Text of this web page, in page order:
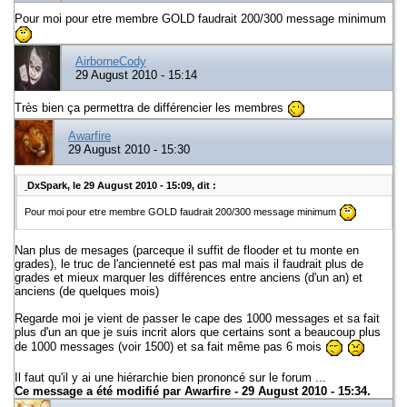
Pour moi pour etre membre GOLD faudrait 200/300 message minimum
AirborneCody
29 August 2010 - 15:14
Très bien ça permettra de différencier les membres
Awarfire
29 August 2010 - 15:30
DxSpark, le 29 August 2010 - 15:09, dit :
Pour moi pour etre membre GOLD faudrait 200/300 message minimum
Nan plus de mesages (parceque il suffit de flooder et tu monte en
grades), le truc de l'ancienneté est pas mal mais il faudrait plus de
grades et mieux marquer les différences entre anciens (d'un an) et
anciens (de quelques mois)
Regarde moi je vient de passer le cape des 1000 messages et sa fait
plus d'un an que je suis incrit alors que certains sont a beaucoup plus
de 1000 messages (voir 1500) et sa fait même pas 6 mois
Il faut qu'il y ai une hiérarchie bien prononcé sur le forum ...
Ce message a été modifié par Awarfire - 29 August 2010 - 15:34.